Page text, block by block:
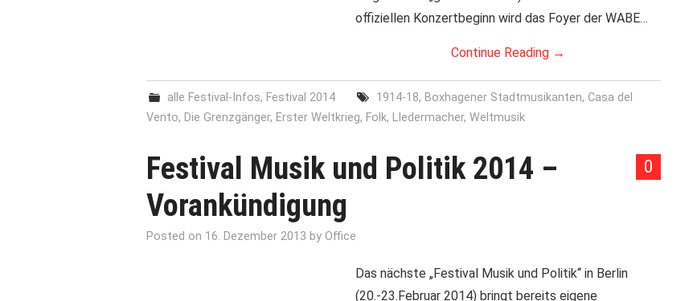
offiziellen Konzertbeginn wird das Foyer der WABE…
Continue Reading →
alle Festival-Infos, Festival 2014 1914-18, Boxhagener Stadtmusikanten, Casa del
Vento, Die Grenzgänger, Erster Weltkrieg, Folk, LIedermacher, Weltmusik
0
Festival Musik und Politik 2014 –
Vorankündigung
Posted on 16. Dezember 2013 by Office
Das nächste „Festival Musik und Politik“ in Berlin
(20.-23.Februar 2014) bringt bereits eigene